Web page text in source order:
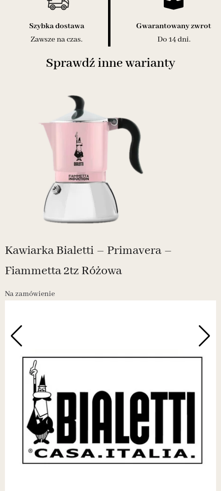
Szybka dostawa
Zawsze na czas.
Gwarantowany zwrot
Do 14 dni.
Sprawdź inne warianty
Kawiarka Bialetti – Primavera –
Fiammetta 2tz Różowa
Na zamówienie